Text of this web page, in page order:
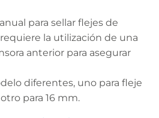
para sellar flejes de
la utilización de una
anterior para asegurar
diferentes, uno para fleje
para 16 mm.